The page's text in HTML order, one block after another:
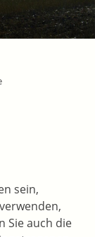
sein,
verwenden,
Sie auch die